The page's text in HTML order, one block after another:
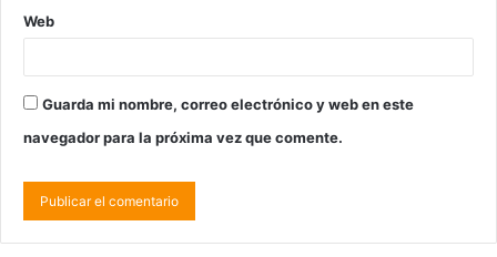
Web
Guarda mi nombre, correo electrónico y web en este
navegador para la próxima vez que comente.